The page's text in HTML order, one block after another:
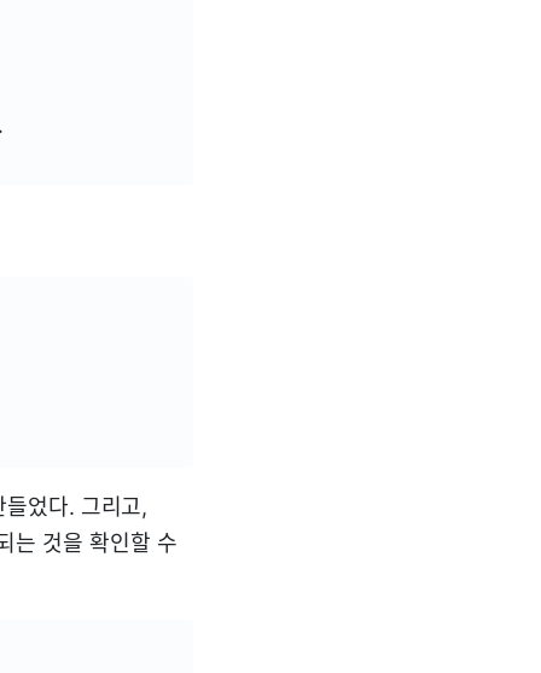
들었다. 그리고,
는 것을 확인할 수